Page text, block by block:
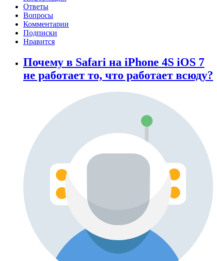
Ответы
Вопросы
Комментарии
Подписки
Нравится
Почему в Safari на iPhone 4S iOS 7
не работает то, что работает всюду?